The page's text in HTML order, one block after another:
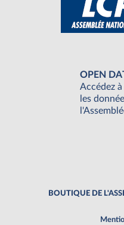
OPEN
Accédez
les
BOUTIQUE DE